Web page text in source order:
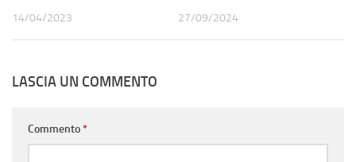
14/04/2023 27/09/2024
LASCIA UN COMMENTO
Commento*